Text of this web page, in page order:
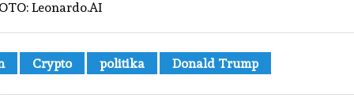
Leonardo.AI
Crypto politika Donald Trump